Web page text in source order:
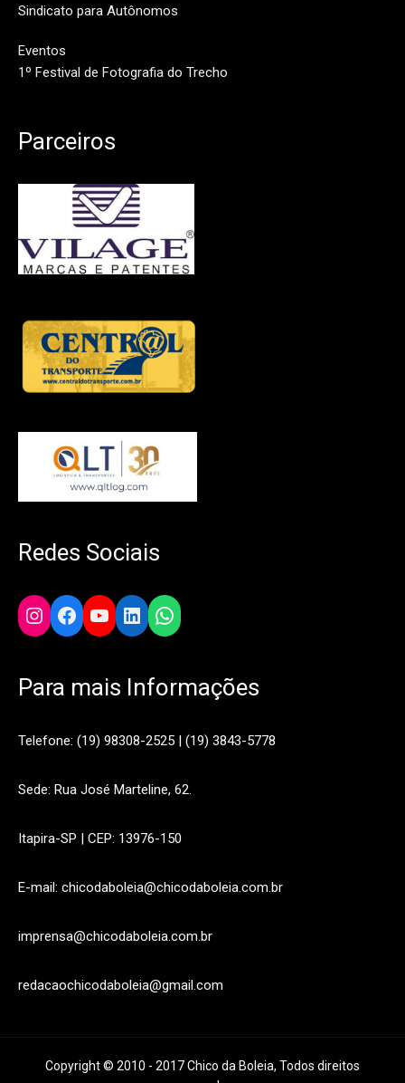
Sindicato para Autônomos
Eventos
1º Festival de Fotografia do Trecho
Parceiros
Redes Sociais
Instagram
Facebook
YouTube
LinkedIn
WhatsApp
Para mais Informações
Telefone: (19) 98308-2525 | (19) 3843-5778
Sede: Rua José Marteline, 62.
Itapira-SP | CEP: 13976-150
E-mail: chicodaboleia@chicodaboleia.com.br
imprensa@chicodaboleia.com.br
redacaochicodaboleia@gmail.com
Copyright © 2010 - 2017 Chico da Boleia, Todos direitos